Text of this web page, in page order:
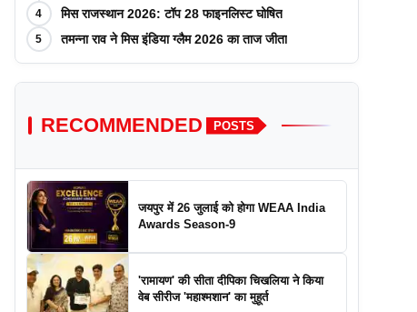
4 मिस राजस्थान 2026: टॉप 28 फाइनलिस्ट घोषित
5 तमन्ना राव ने मिस इंडिया ग्लैम 2026 का ताज जीता
RECOMMENDED POSTS
जयपुर में 26 जुलाई को होगा WEAA India
Awards Season-9
'रामायण' की सीता दीपिका चिखलिया ने किया
वेब सीरीज 'महाश्मशान' का मुहूर्त